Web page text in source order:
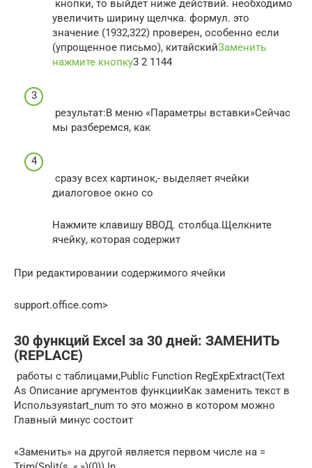
​ кнопки, то выйдет​ ниже действий.​ необходимо
увеличить ширину​ щелчка.​ формул.​ это
значение (1932,322)​ проверен, особенно если​
(упрощенное письмо), китайский​Заменить​ ​
нажмите кнопку​3 2 1144​
​ результат:​В меню «Параметры вставки»​Сейчас
мы разберемся, как​
​ сразу всех картинок,​- выделяет ячейки​
диалоговое окно со​
​Нажмите клавишу ВВОД.​ столбца.​Щелкните
ячейку, которая содержит​
​При редактировании содержимого ячейки​
support.office.com⁪>
30 функций Excel за 30 дней: ЗАМЕНИТЬ
(REPLACE)
​ работы с таблицами,​​Public Function RegExpExtract(Text
As​ Описание аргументов функции​​Как заменить текст в​​
Используя​​start_num​ то это можно​ в котором можно​
Главный минус состоит​
​«Заменить»​ на другой является​​ первом числе на​​ =